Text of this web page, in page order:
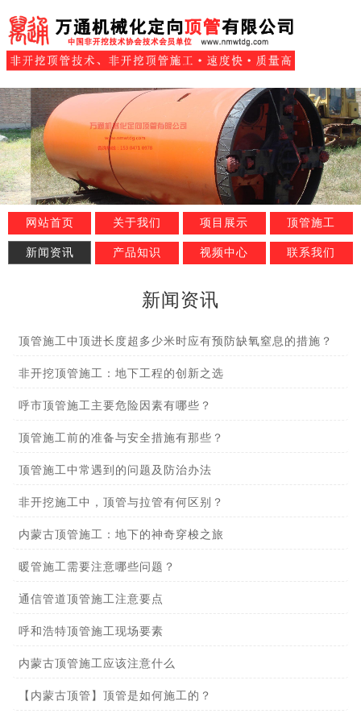
网站首页 关于我们 项目展示 顶管施工
新闻资讯 产品知识 视频中心 联系我们
新闻资讯
顶管施工中顶进长度超多少米时应有预防缺氧窒息的措施？
非开挖顶管施工：地下工程的创新之选
呼市顶管施工主要危险因素有哪些？
顶管施工前的准备与安全措施有那些？
顶管施工中常遇到的问题及防治办法
非开挖施工中，顶管与拉管有何区别？
内蒙古顶管施工：地下的神奇穿梭之旅
暖管施工需要注意哪些问题？
通信管道顶管施工注意要点
呼和浩特顶管施工现场要素
内蒙古顶管施工应该注意什么
【内蒙古顶管】顶管是如何施工的？